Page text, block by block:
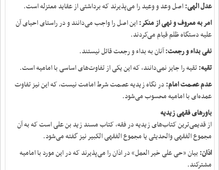
عدل الهی:اصل وعد و وعید را می‌پذیرند که برداشتی از عقاید معتزله است.
امر به معروف و نهی از منکر:این اصل را واجب می‌دانند و در راستای احیای آن
علیه دستگاه ظلم قیام می‌کردند.
نفی بداء و رجعت:آنان به بداء و رجعت قائل نیستند.
تقیه:تقیه را جایز نمی‌دانند، که این یکی از تفاوت‌های اساسی با امامیه است.
عدم عصمت امام:در نگاه زیدیه عصمت شرط امامت نیست، که این نیز تفاوت
عمده‌ای با امامیه محسوب می‌شود.
باورهای فقهی زیدیه
از قدیمی‌ترین کتاب‌های زیدیه در فقه، کتاب مسند زید بن علی است که به آن
مجموع الفقهی والحدیثی یا مجموع الفقهی الکبیر نیز گفته می‌شود.
اذان: بیان «حی علی خیر العمل» در اذان را می‌پذیرند که در این مورد با امامیه
مشترکند.